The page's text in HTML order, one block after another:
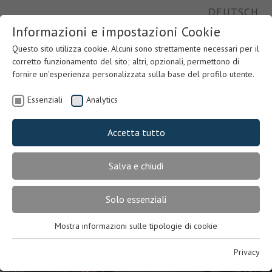
DEUTSCH
Previous
Informazioni e impostazioni Cookie
Questo sito utilizza cookie. Alcuni sono strettamente necessari per il
corretto funzionamento del sito; altri, opzionali, permettono di
fornire un'esperienza personalizzata sulla base del profilo utente.
Essenziali Analytics
Accetta tutto
Salva e chiudi
Solo essenziali
Essenziali
Necessari per il corretto funzionamento del sito. In mancanza,
Mostra informazioni sulle tipologie di cookie
Privacy